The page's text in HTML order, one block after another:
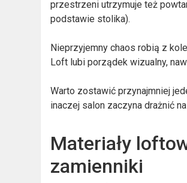
przestrzeni utrzymuje też
podstawie stolika).
Nieprzyjemny chaos robią z
Loft lubi porządek wizualny,
Warto zostawić przynajmniej
inaczej salon zaczyna drażnić
Materiały
zamienniki